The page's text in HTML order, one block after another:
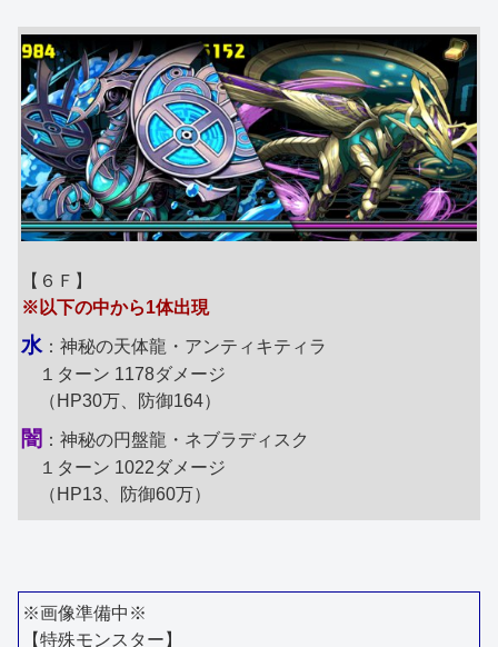
【６Ｆ】
※以下の中から1体出現
水：神秘の天体龍・アンティキティラ
１ターン 1178ダメージ
（HP30万、防御164）
闇 ：神秘の円盤龍・ネブラディスク
１ターン 1022ダメージ
（HP13、防御60万）
※画像準備中※
【特殊モンスター】